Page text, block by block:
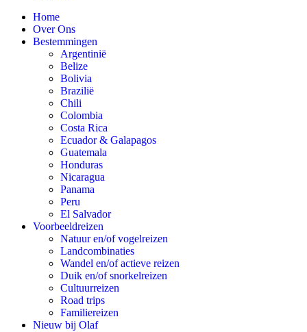
Home
Over Ons
Bestemmingen
Argentinië
Belize
Bolivia
Brazilië
Chili
Colombia
Costa Rica
Ecuador & Galapagos
Guatemala
Honduras
Nicaragua
Panama
Peru
El Salvador
Voorbeeldreizen
Natuur en/of vogelreizen
Landcombinaties
Wandel en/of actieve reizen
Duik en/of snorkelreizen
Cultuurreizen
Road trips
Familiereizen
Nieuw bij Olaf